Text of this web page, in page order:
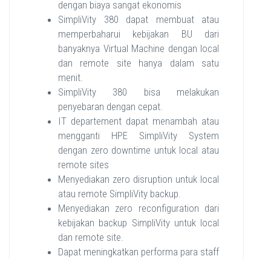
dengan biaya sangat ekonomis
SimpliVity 380 dapat membuat atau
memperbaharui kebijakan BU dari
banyaknya Virtual Machine dengan local
dan remote site hanya dalam satu
menit.
SimpliVity 380 bisa melakukan
penyebaran dengan cepat.
IT departement dapat menambah atau
mengganti HPE SimpliVity System
dengan zero downtime untuk local atau
remote sites
Menyediakan zero disruption untuk local
atau remote SimpliVity backup.
Menyediakan zero reconfiguration dari
kebijakan backup SimpliVity untuk local
dan remote site.
Dapat meningkatkan performa para staff